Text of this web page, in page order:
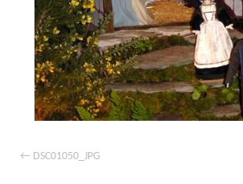
DSC01050_JPG